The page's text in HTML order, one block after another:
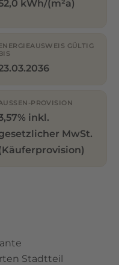
kWh/(m²a)
GÜLTIG
PROVISION
inkl.
MwSt.
Stadtteil